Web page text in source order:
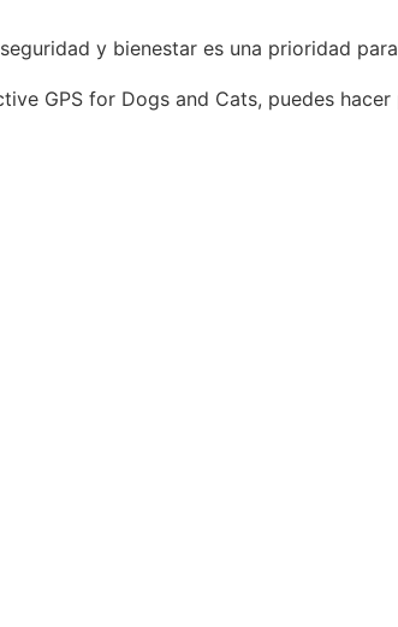
y bienestar es una prioridad
GPS for Dogs and Cats, puedes